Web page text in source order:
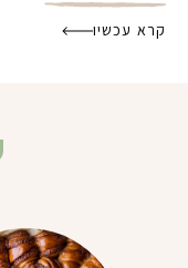
קרא עכשיו